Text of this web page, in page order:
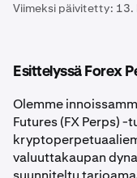
Viimeksi päivitetty: 13.
Esittelyssä Forex
Olemme
Futures (FX Perps)
valuuttakaupan